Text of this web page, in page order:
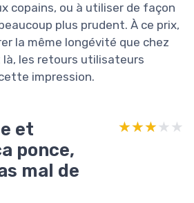
copains, ou à utiliser de façon
plus prudent. À ce prix,
la même longévité que chez
là, les retours utilisateurs
impression.
et
ponce,
mal de
★★★★★
★★★★★